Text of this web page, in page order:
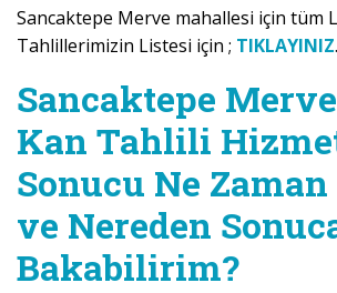
Sancaktepe Merve mahallesi için tüm
Tahlillerimizin Listesi için ; TIKLAYINIZ.
Sancaktepe
Kan Tahlili
Sonucu Ne Zaman
ve Nereden
Bakabilirim?